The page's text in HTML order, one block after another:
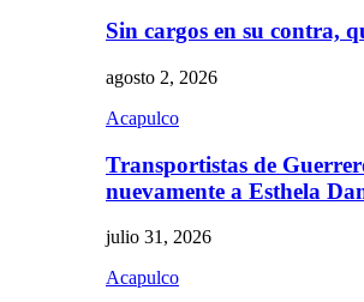
Sin cargos en su contra,
agosto 2, 2026
Acapulco
Transportistas de
nuevamente a Esthela
julio 31, 2026
Acapulco